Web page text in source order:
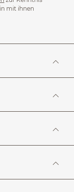
mit ihnen